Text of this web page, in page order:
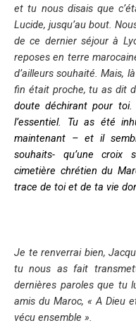
et tu nous disais que
Lucide, jusqu’au bout.
de ce dernier séjour à
reposes en terre
d’ailleurs souhaité. Mais,
fin était proche, tu as dit
doute déchirant pour
l’essentiel. Tu as été
maintenant – et il
souhaits- qu’une croix
cimetière chrétien du
trace de toi et de ta vie
Je te renverrai bien,
tu nous as fait
dernières paroles que tu
amis du Maroc, « A Dieu
vécu ensemble ».